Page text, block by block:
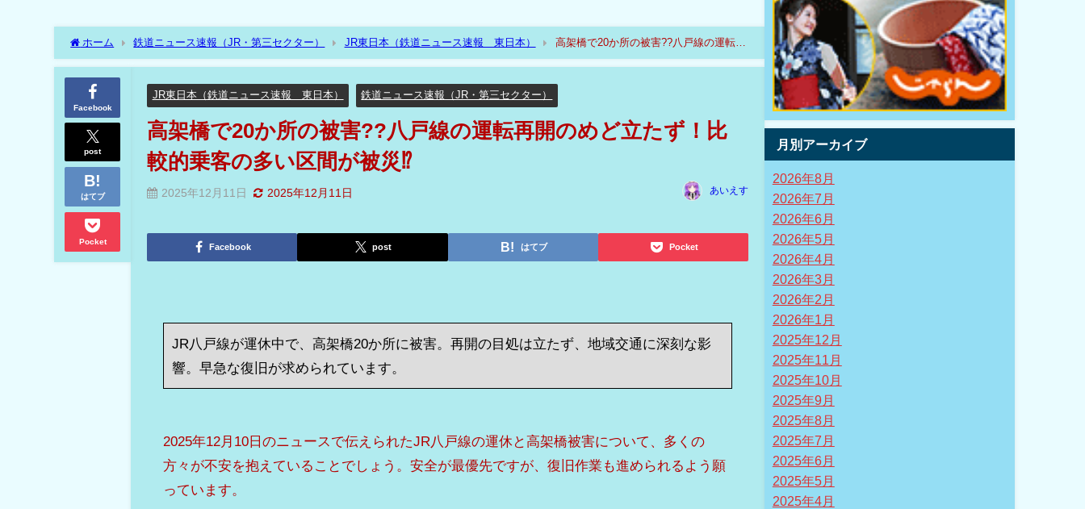
ホーム 鉄道ニュース速報（JR・第三セクター） JR東日本（鉄道ニュース速報 東日本）
高架橋で20か所の被害??八戸線の運転再
開のめど立たず！比較的乗客の多い区間が被災⁉
Facebook
post
はてブ
Pocket
JR東日本（鉄道ニュース速報 東日本） 鉄道ニュース速報（JR・第三セクター）
高架橋で20か所の被害??八戸線の運転再開のめど立たず！比
較的乗客の多い区間が被災⁉
2025年12月11日 2025年12月11日 あいえす
Facebook post はてブ Pocket
JR八戸線が運休中で、高架橋20か所に被害。再開の目処は立たず、地域交通に深刻な影
響。早急な復旧が求められています。
2025年12月10日のニュースで伝えられたJR八戸線の運休と高架橋被害について、多くの
方々が不安を抱えていることでしょう。安全が最優先ですが、復旧作業も進められるよう願
っています。
月別アーカイブ
2026年8月
2026年7月
2026年6月
2026年5月
2026年4月
2026年3月
2026年2月
2026年1月
2025年12月
2025年11月
2025年10月
2025年9月
2025年8月
2025年7月
2025年6月
2025年5月
2025年4月